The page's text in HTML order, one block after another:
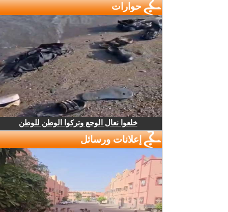
حوارات
خلعوا نعال الوجع وتركوا الوطن للوطن
إعلانات ورسائل